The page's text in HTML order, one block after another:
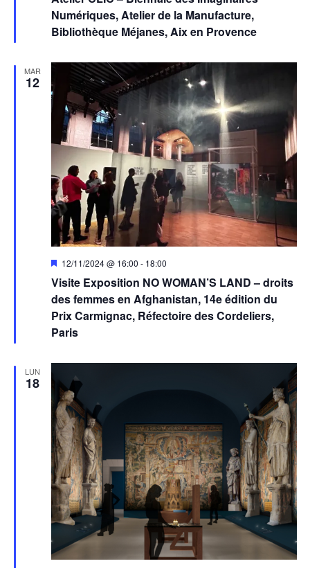
Numériques, Atelier de la Manufacture,
Bibliothèque Méjanes, Aix en Provence
MAR
12
Visite Exposition NO WOMAN’S LAND – droits
des femmes en Afghanistan, 14e édition du
Prix Carmignac, Réfectoire des Cordeliers,
Paris
Mis
avant
12/11/2024 @ 16:00 - 18:00
LUN
18